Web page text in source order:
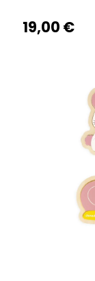
19,00 €